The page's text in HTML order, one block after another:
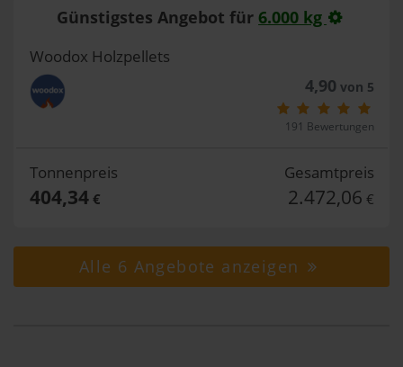
Günstigstes Angebot für 6.000 kg
Woodox Holzpellets
4,90 von 5
191 Bewertungen
Tonnenpreis
404,34€
Gesamtpreis
2.472,06 €
Alle 6 Angebote anzeigen